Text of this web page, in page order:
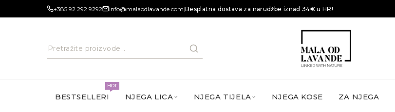
+385 92 292 9292 info@malaodlavande.com|Besplatna dostava za narudžbe iznad 34€ u HR!
BESTSELLERI
HOT
NJEGA LICA NJEGA TIJELA NJEGA KOSE ZA NJEGA